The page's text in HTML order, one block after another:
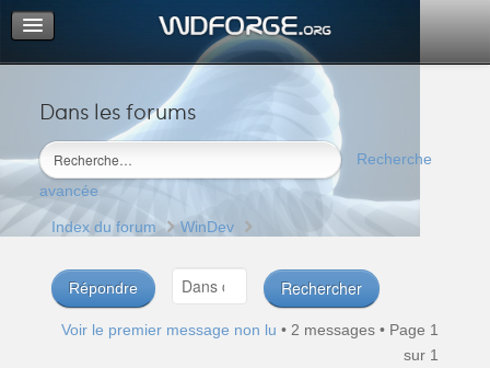
Dans les forums
Recherche
avancée
Portail
Index du forum
M’enregistrer
Connexion
Index du forum WinDev
Répondre
Voir le premier message non lu • 2 messages • Page 1
sur 1